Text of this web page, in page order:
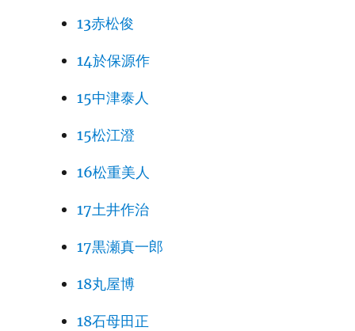
13赤松俊
14於保源作
15中津泰人
15松江澄
16松重美人
17土井作治
17黒瀬真一郎
18丸屋博
18石母田正